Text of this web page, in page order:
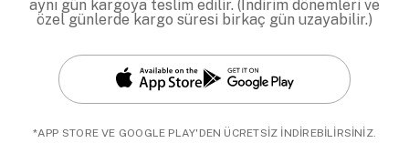
aynı gün kargoya teslim edilir. (İndirim dönemleri ve
özel günlerde kargo süresi birkaç gün uzayabilir.)
*APP STORE VE GOOGLE PLAY'DEN ÜCRETSİZ İNDİREBİLİRSİNİZ.